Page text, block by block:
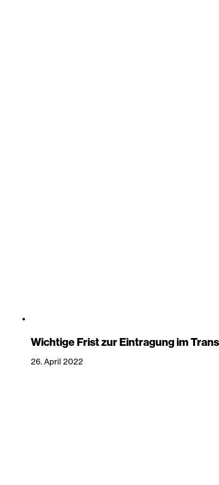
Wichtige Frist zur Eintragung im
26. April 2022